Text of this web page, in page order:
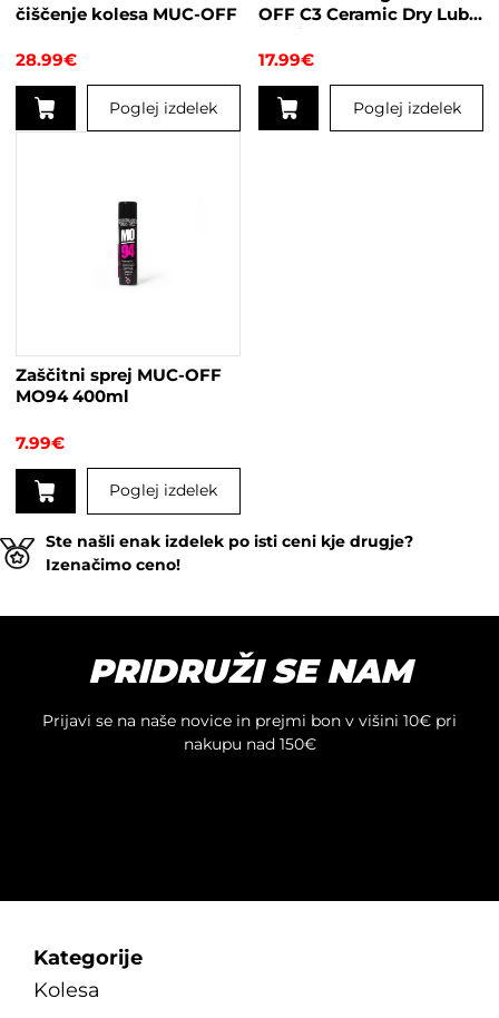
čiščenje kolesa MUC-OFF
28.99€
Poglej izdelek
OFF C3 Ceramic Dry Lube
50ml
17.99€
Poglej izdelek
Zaščitni sprej MUC-OFF
MO94 400ml
7.99€
Poglej izdelek
Ste našli enak izdelek po isti ceni kje drugje?
Izenačimo ceno!
PRIDRUŽI SE NAM
Prijavi se na naše novice in prejmi bon v višini 10€ pri
nakupu nad 150€
Kategorije
Kolesa